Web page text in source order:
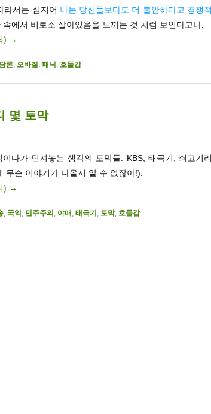
라서는 심지어 나는 당신들보다도 더 불안하다고 경쟁적
에서 비로소 살아있음을 느끼는 것 처럼 보인다고나.
) →
담론, 오바질, 패닉, 호들갑
몇 토막
다가 던져놓는 생각의 토막들. KBS, 태극기, 쇠고기리
무슨 이야기가 나올지 알 수 없잖아!).
) →
, 국익, 민주주의 , 야매 , 태극기 , 토막, 호들갑